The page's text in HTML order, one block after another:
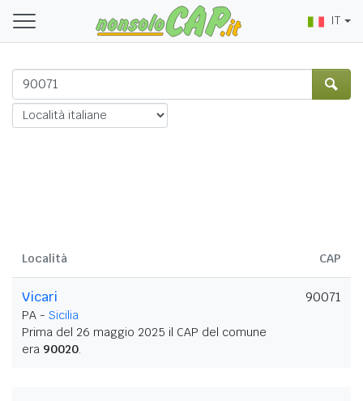
IT
Località CAP
Vicari
PA - Sicilia
Prima del 26 maggio 2025 il CAP del comune
era 90020.
90071